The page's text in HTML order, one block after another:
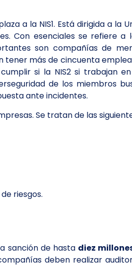
a la NIS1. Está dirigida a
Con esenciales se refiere
son compañías de
más de cincuenta
si la NIS2 si trabajan
de los miembros
ante incidentes.
Se tratan de las
riesgos.
sanción de hasta diez
deben realizar